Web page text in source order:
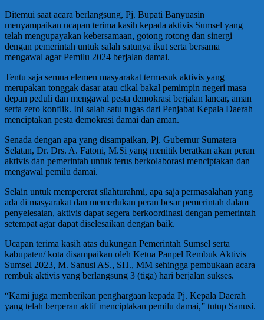
Ditemui saat acara berlangsung, Pj. Bupati Banyuasin
menyampaikan ucapan terima kasih kepada aktivis Sumsel yang
telah mengupayakan kebersamaan, gotong rotong dan sinergi
dengan pemerintah untuk salah satunya ikut serta bersama
mengawal agar Pemilu 2024 berjalan damai.
Tentu saja semua elemen masyarakat termasuk aktivis yang
merupakan tonggak dasar atau cikal bakal pemimpin negeri masa
depan peduli dan mengawal pesta demokrasi berjalan lancar, aman
serta zero konflik. Ini salah satu tugas dari Penjabat Kepala Daerah
menciptakan pesta demokrasi damai dan aman.
Senada dengan apa yang disampaikan, Pj. Gubernur Sumatera
Selatan, Dr. Drs. A. Fatoni, M.Si yang menitik beratkan akan peran
aktivis dan pemerintah untuk terus berkolaborasi menciptakan dan
mengawal pemilu damai.
Selain untuk mempererat silahturahmi, apa saja permasalahan yang
ada di masyarakat dan memerlukan peran besar pemerintah dalam
penyelesaian, aktivis dapat segera berkoordinasi dengan pemerintah
setempat agar dapat diselesaikan dengan baik.
Ucapan terima kasih atas dukungan Pemerintah Sumsel serta
kabupaten/ kota disampaikan oleh Ketua Panpel Rembuk Aktivis
Sumsel 2023, M. Sanusi AS., SH., MM sehingga pembukaan acara
rembuk aktivis yang berlangsung 3 (tiga) hari berjalan sukses.
“Kami juga memberikan penghargaan kepada Pj. Kepala Daerah
yang telah berperan aktif menciptakan pemilu damai,” tutup Sanusi.